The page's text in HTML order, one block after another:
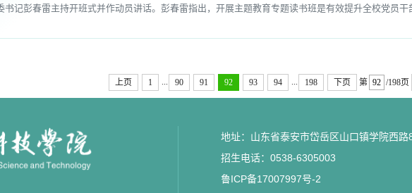
书记彭春雷主持开班式并作动员讲话。彭春雷指出，开展主题教育专题读书班是有效提升全校党员
上页 1 90 91 92 93 94 198 下页 第 /198页
地址：山东省泰安市岱岳区山口镇学院西路
招生电话：0538-6305003
鲁ICP备17007997号-2